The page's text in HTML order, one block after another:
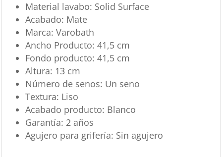
Material lavabo: Solid Surface
Acabado: Mate
Marca: Varobath
Ancho Producto: 41,5 cm
Fondo producto: 41,5 cm
Altura: 13 cm
Número de senos: Un seno
Textura: Liso
Acabado producto: Blanco
Garantía: 2 años
Agujero para grifería: Sin agujero